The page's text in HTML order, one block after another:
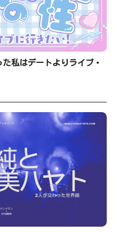
私はデートよりライブ・